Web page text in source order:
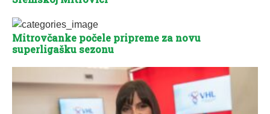
Mitrovčanke počele pripreme za novu
superligašku sezonu